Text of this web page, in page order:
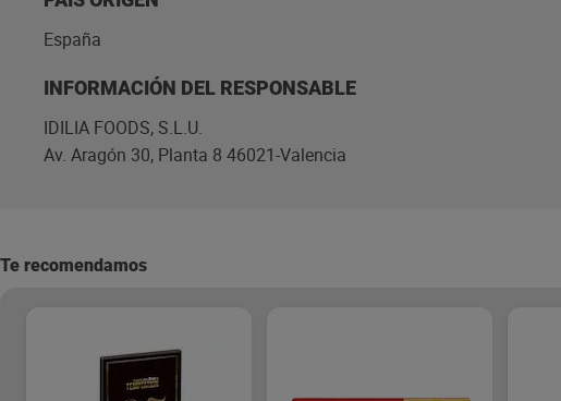
España
INFORMACIÓN DEL RESPONSABLE
IDILIA FOODS, S.L.U.
Av. Aragón 30, Planta 8 46021-Valencia
Te recomendamos